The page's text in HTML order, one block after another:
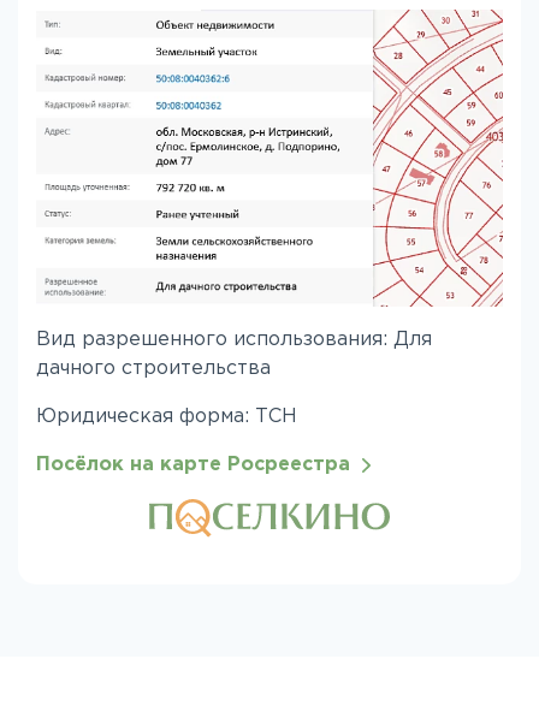
Вид разрешенного использования: Для
дачного строительства
Юридическая форма: ТСН
Посёлок на карте Росреестра